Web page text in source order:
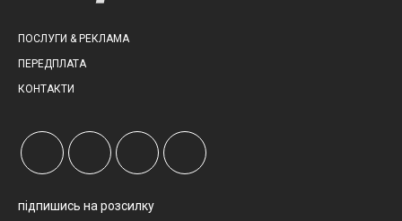
ПОСЛУГИ & РЕКЛАМА
ПЕРЕДПЛАТА
КОНТАКТИ
підпишись на розсилку